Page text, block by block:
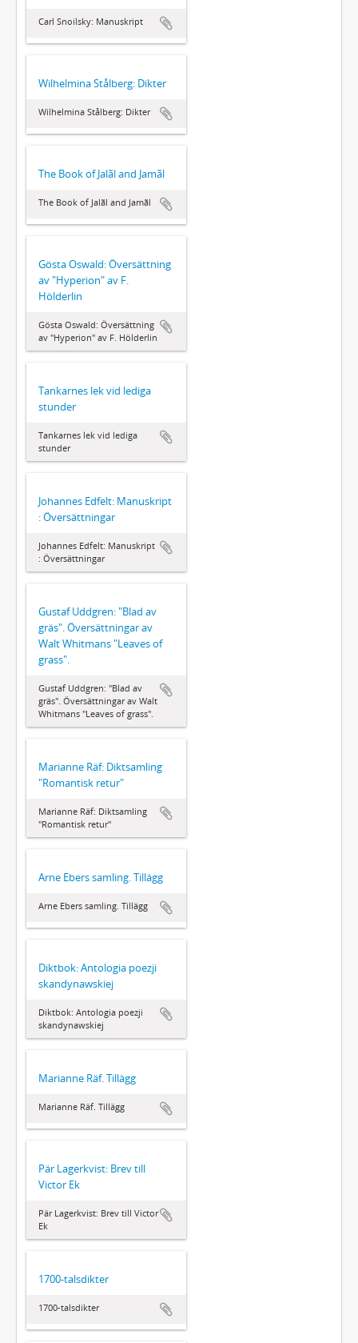
Carl Snoilsky: Manuskript
Wilhelmina Stålberg: Dikter
Wilhelmina Stålberg: Dikter
The Book of Jalãl and Jamãl
The Book of Jalãl and Jamãl
Gösta Oswald: Översättning
av "Hyperion" av F.
Hölderlin
Gösta Oswald: Översättning
av "Hyperion" av F. Hölderlin
Tankarnes lek vid lediga
stunder
Tankarnes lek vid lediga
stunder
Johannes Edfelt: Manuskript
: Översättningar
Johannes Edfelt: Manuskript
: Översättningar
Gustaf Uddgren: "Blad av
gräs". Översättningar av
Walt Whitmans "Leaves of
grass".
Gustaf Uddgren: "Blad av
gräs". Översättningar av Walt
Whitmans "Leaves of grass".
Marianne Räf: Diktsamling
"Romantisk retur"
Marianne Räf: Diktsamling
"Romantisk retur"
Arne Ebers samling. Tillägg
Arne Ebers samling. Tillägg
Diktbok: Antologia poezji
skandynawskiej
Diktbok: Antologia poezji
skandynawskiej
Marianne Räf. Tillägg
Marianne Räf. Tillägg
Pär Lagerkvist: Brev till
Victor Ek
Pär Lagerkvist: Brev till Victor
Ek
1700-talsdikter
1700-talsdikter